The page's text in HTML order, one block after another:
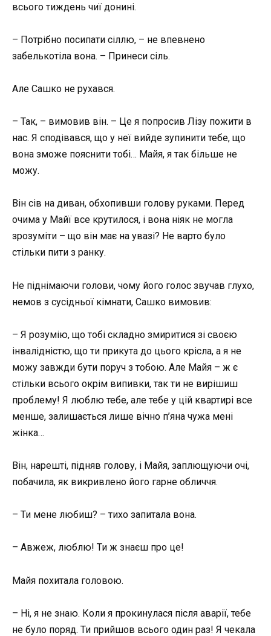
всього тиждень чиї донині.
– Потрібно посипати сіллю, – не впевнено
забелькотіла вона. – Принеси сіль.
Але Сашко не рухався.
– Так, – вимовив він. – Це я попросив Лізу пожити в
нас. Я сподівався, що у неї вийде зупинити тебе, що
вона зможе пояснити тобі… Майя, я так більше не
можу.
Він сів на диван, обхопивши голову руками. Перед
очима у Майї все крутилося, і вона ніяк не могла
зрозуміти – що він має на увазі? Не варто було
стільки пити з ранку.
Не піднімаючи голови, чому його голос звучав глухо,
немов з сусідньої кімнати, Сашко вимовив:
– Я розумію, що тобі складно змиритися зі своєю
інвалідністю, що ти прикута до цього крісла, а я не
можу завжди бути поруч з тобою. Але Майя – ж є
стільки всього окрім випивки, так ти не вирішиш
проблему! Я люблю тебе, але тебе у цій квартирі все
менше, залишається лише вічно п’яна чужа мені
жінка…
Він, нарешті, підняв голову, і Майя, заплющуючи очі,
побачила, як викривлено його гарне обличчя.
– Ти мене любиш? – тихо запитала вона.
– Авжеж, люблю! Ти ж знаєш про це!
Майя похитала головою.
– Ні, я не знаю. Коли я прокинулася після аварії, тебе
не було поряд. Ти прийшов всього один раз! Я чекала